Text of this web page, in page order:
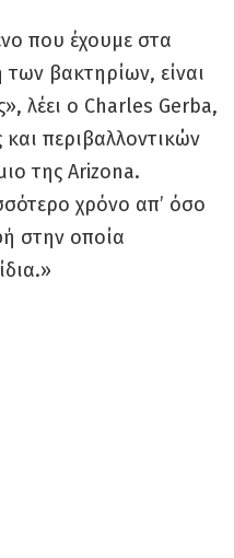
που έχουμε στα
βακτηρίων, είναι
λέει ο Charles Gerba,
περιβαλλοντικών
της Arizona.
χρόνο απ’ όσο
στην οποία